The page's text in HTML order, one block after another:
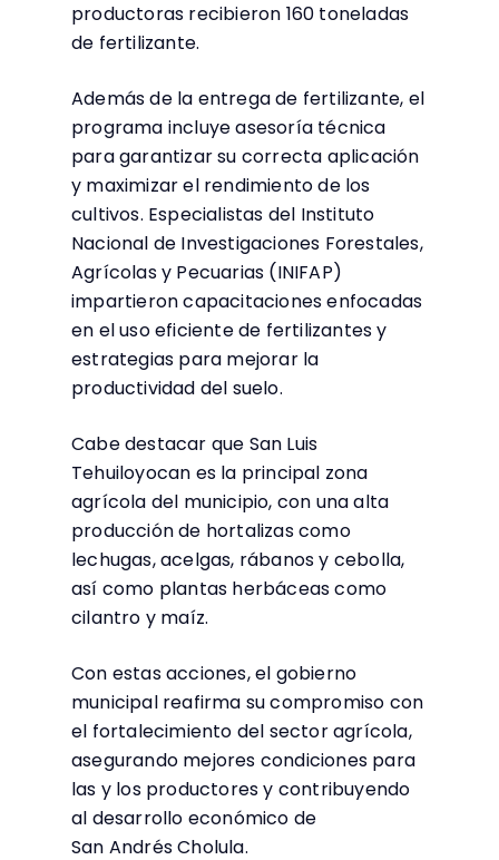
productoras recibieron 160 toneladas
de fertilizante.
Además de la entrega de fertilizante, el
programa incluye asesoría técnica
para garantizar su correcta aplicación
y maximizar el rendimiento de los
cultivos. Especialistas del Instituto
Nacional de Investigaciones Forestales,
Agrícolas y Pecuarias (INIFAP)
impartieron capacitaciones enfocadas
en el uso eficiente de fertilizantes y
estrategias para mejorar la
productividad del suelo.
Cabe destacar que San Luis
Tehuiloyocan es la principal zona
agrícola del municipio, con una alta
producción de hortalizas como
lechugas, acelgas, rábanos y cebolla,
así como plantas herbáceas como
cilantro y maíz.
Con estas acciones, el gobierno
municipal reafirma su compromiso con
el fortalecimiento del sector agrícola,
asegurando mejores condiciones para
las y los productores y contribuyendo
al desarrollo económico de
San Andrés Cholula.